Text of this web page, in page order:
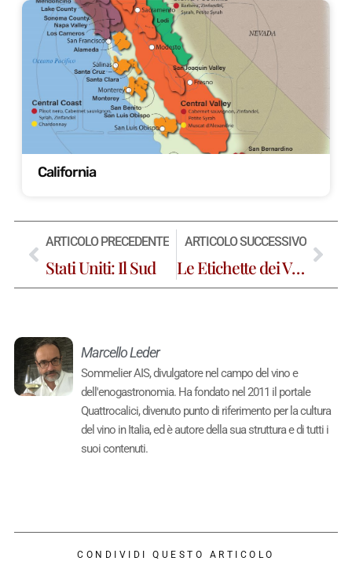
California
ARTICOLO PRECEDENTE
Stati Uniti: Il Sud
ARTICOLO SUCCESSIVO
Le Etichette dei Vini Americani
Marcello Leder
Sommelier AIS, divulgatore nel campo del vino e
dell'enogastronomia. Ha fondato nel 2011 il portale
Quattrocalici, divenuto punto di riferimento per la cultura
del vino in Italia, ed è autore della sua struttura e di tutti i
suoi contenuti.
CONDIVIDI QUESTO ARTICOLO